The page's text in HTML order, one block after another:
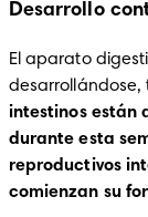
Desarrollo
El aparato
desarrollándose,
intestinos están
durante esta
reproductivos
comienzan su